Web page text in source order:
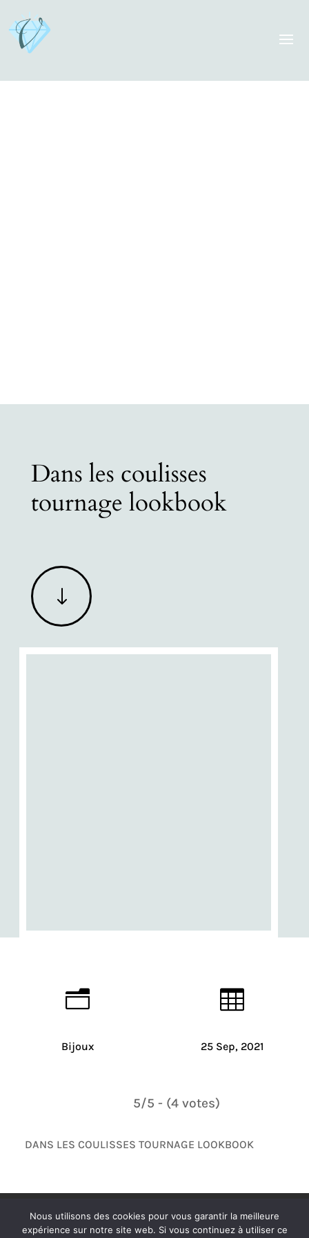
Dans les coulisses
tournage lookbook
"
n
Bijoux

25 Sep, 2021
5/5 - (4 votes)
DANS LES COULISSES TOURNAGE LOOKBOOK
Politique de confidentialité
Mentions légales
Plan de site
Contact
Nous utilisons des cookies pour vous garantir la meilleure
expérience sur notre site web. Si vous continuez à utiliser ce